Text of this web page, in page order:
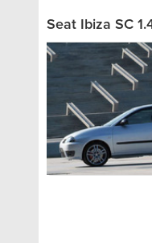
Seat Ibiza SC